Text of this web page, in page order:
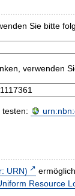
Sie bitte
verwenden
testen:
URN)
Resource